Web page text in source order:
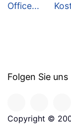
Office...
Folgen Sie uns
Copyright ©